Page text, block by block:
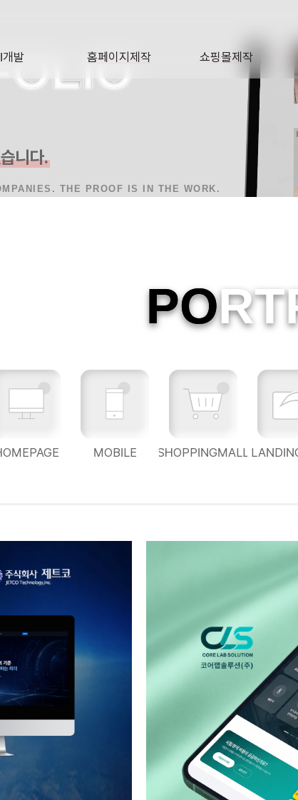
개발 홈페이지제작 쇼핑몰제작
한눈에 확인합니다.
니다.
THE PROOF IS IN THE WORK.
PO
MOBILE SHOPPINGMALL